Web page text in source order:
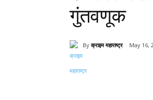
गुंतवणूक
By क्राइम महाराष्ट्र May 16,